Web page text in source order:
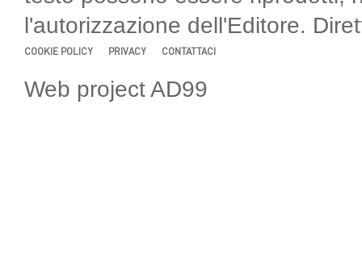
l'autorizzazione dell'Editore.
COOKIE POLICY PRIVACY CONTATTACI
Web project AD99